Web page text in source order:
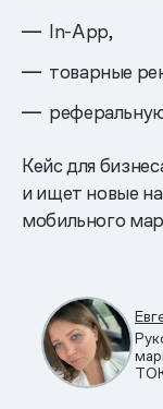
In-App,
товарные
Кейс для
и ищет новые
мобильного